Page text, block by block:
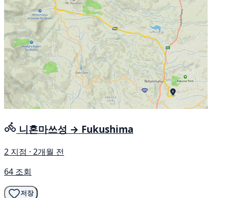
니혼마쓰성 → Fukushima
2 지점 · 2개월 전
64 조회
저장